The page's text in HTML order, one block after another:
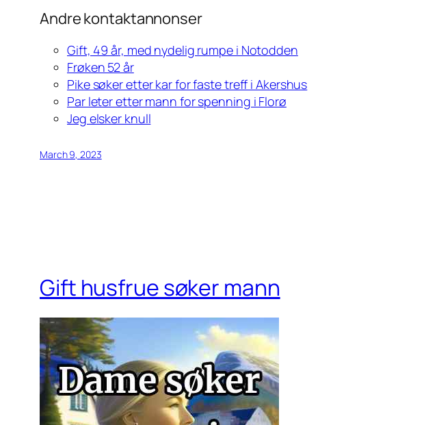
Andre kontaktannonser
Gift, 49 år, med nydelig rumpe i Notodden
Frøken 52 år
Pike søker etter kar for faste treff i Akershus
Par leter etter mann for spenning i Florø
Jeg elsker knull
March 9, 2023
Gift husfrue søker mann